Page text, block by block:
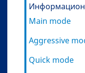
Main mode
Aggressive
Quick mode